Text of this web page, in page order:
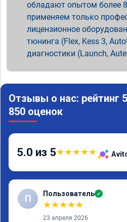
обладают опытом более
применяем только
лицензионное
тюнинга (Flex, Kess 3,
диагностики (Launch,
Отзывы о нас: рейтинг
850 оценок
5.0 из 5★★★★★
П Пользователь ✓
★★★★★
23 апреля 2026